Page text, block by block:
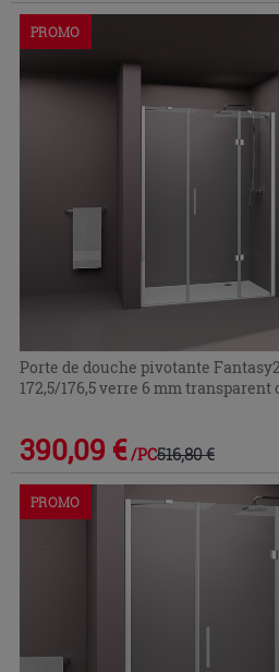
PROMO
Porte de douche pivotante
172,5/176,5 verre 6 mm transparent
390,09 € /PC516,80 €
PROMO